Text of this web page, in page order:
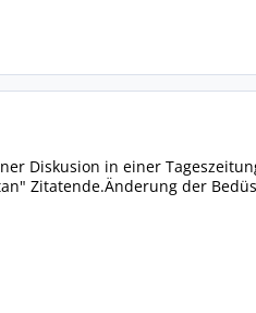
Diskusion in einer
Zitatende.Änderung der